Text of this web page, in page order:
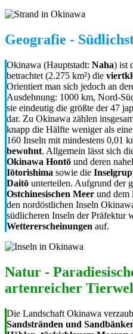
Geografie -
Okinawa (Hauptstadt: Naha) ist
betrachtet (2.275 km²) die
Orientiert man sich jedoch an
Ausdehnung: 1000 km, Nord-
sie eindeutig die größte der 47
dar. Zu Okinawa zählen
knapp die Hälfte weniger als
160 Inseln mit mindestens 0,01
bewohnt. Allgemein lässt sich
Okinawa Hontō und deren
Iōtorishima sowie die
Daitō unterteilen. Aufgrund der
Ostchinesischen Meer und dem
den nordöstlichen Inseln
südlicheren Inseln der Präfektur
Wettererscheinungen auf.
Natur -
artenreicher
Die Landschaft Okinawa
Sandstränden und